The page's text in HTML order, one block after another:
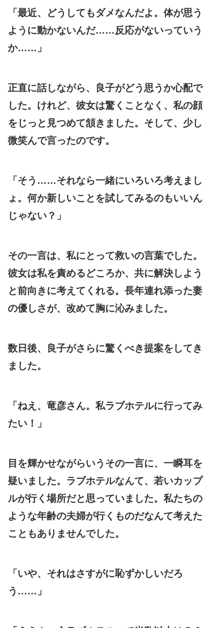
「最近、どうしてもダメなんだよ。体が思う
ように動かないんだ……反応がないっていう
か……」
正直に話しながら、良子がどう思うか心配で
した。けれど、彼女は驚くことなく、私の顔
をじっと見つめて頷きました。そして、少し
微笑んで言ったのです。
「そう……それなら一緒にいろいろ考えまし
ょ。何か新しいことを試してみるのもいいん
じゃない？」
その一言は、私にとって救いの言葉でした。
彼女は私を責めるどころか、共に解決しよう
と前向きに考えてくれる。長年連れ添った妻
の優しさが、改めて胸に沁みました。
数日後、良子がさらに驚くべき提案をしてき
ました。
「ねえ、竜彦さん。私ラブホテルに行ってみ
たい！」
目を輝かせながらいうその一言に、一瞬耳を
疑いました。ラブホテルなんて、若いカップ
ルが行く場所だと思っていました。私たちの
ような年齢の夫婦が行くものだなんて考えた
こともありませんでした。
「いや、それはさすがに恥ずかしいだろ
う……」